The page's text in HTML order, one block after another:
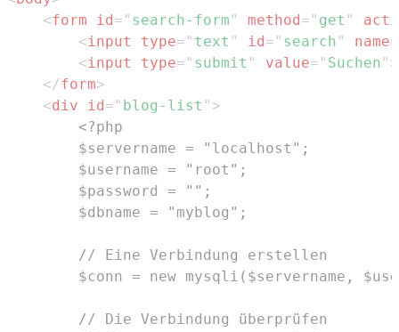
<form id= " search-form " method= " get "
<input type= " text " id= " search " name=
<input type= " submit " value= " Suchen " >
</form>
<div id= " blog-list " >